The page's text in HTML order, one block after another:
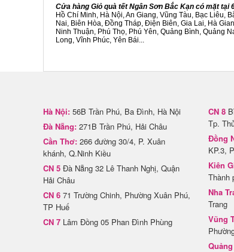
Cửa hàng Giỏ quà tết Ngân Sơn Bắc Kạn có mặt tại
Hồ Chí Minh, Hà Nội, An Giang, Vũng Tàu, Bạc
Nai, Biên Hòa, Đồng Tháp, Điện Biên, Gia Lai, Hà
Ninh Thuận, Phú Thọ, Phú Yên, Quảng Bình, Quảng
Long, Vĩnh Phúc, Yên Bái...
Hà Nội: 56B Trần Phú, Ba Đình, Hà Nội
Đà Nẵng: 271B Trần Phú, Hải Châu
Cần Thơ: 266 đường 30/4, P. Xuân
khánh, Q.Ninh Kiều
CN 5 Đà Nẵng 32 Lê Thanh Nghị, Quận
Hải Châu
CN 6 71 Trường Chinh, Phường Xuân Phú,
TP Huế
CN 7 Lâm Đồng 05 Phan Đình Phùng
CN 8
Tp.
Đồng
KP.3,
Kiên
Thành
Nha
Trang
Vũng